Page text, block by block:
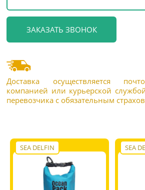
Доставка осуществляется
компанией или курьерской
перевозчика с обязательным
SEA DELFIN SEA